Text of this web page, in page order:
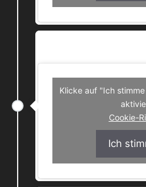
Klicke auf "Ich
Cookie-
Ich